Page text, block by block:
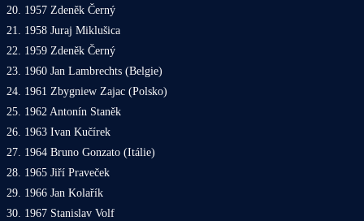
20. 1957 Zdeněk Černý
21. 1958 Juraj Miklušica
22. 1959 Zdeněk Černý
23. 1960 Jan Lambrechts (Belgie)
24. 1961 Zbygniew Zajac (Polsko)
25. 1962 Antonín Staněk
26. 1963 Ivan Kučírek
27. 1964 Bruno Gonzato (Itálie)
28. 1965 Jiří Praveček
29. 1966 Jan Kolařík
30. 1967 Stanislav Volf